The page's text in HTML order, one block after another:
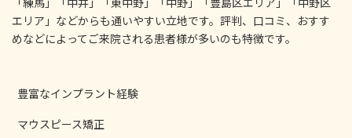
エリア」などからも通いやすい立地です。評判、口コミ、おすす
めなどによってご来院される患者様が多いのも特徴です。
豊富なインプラント経験
マウスピース矯正